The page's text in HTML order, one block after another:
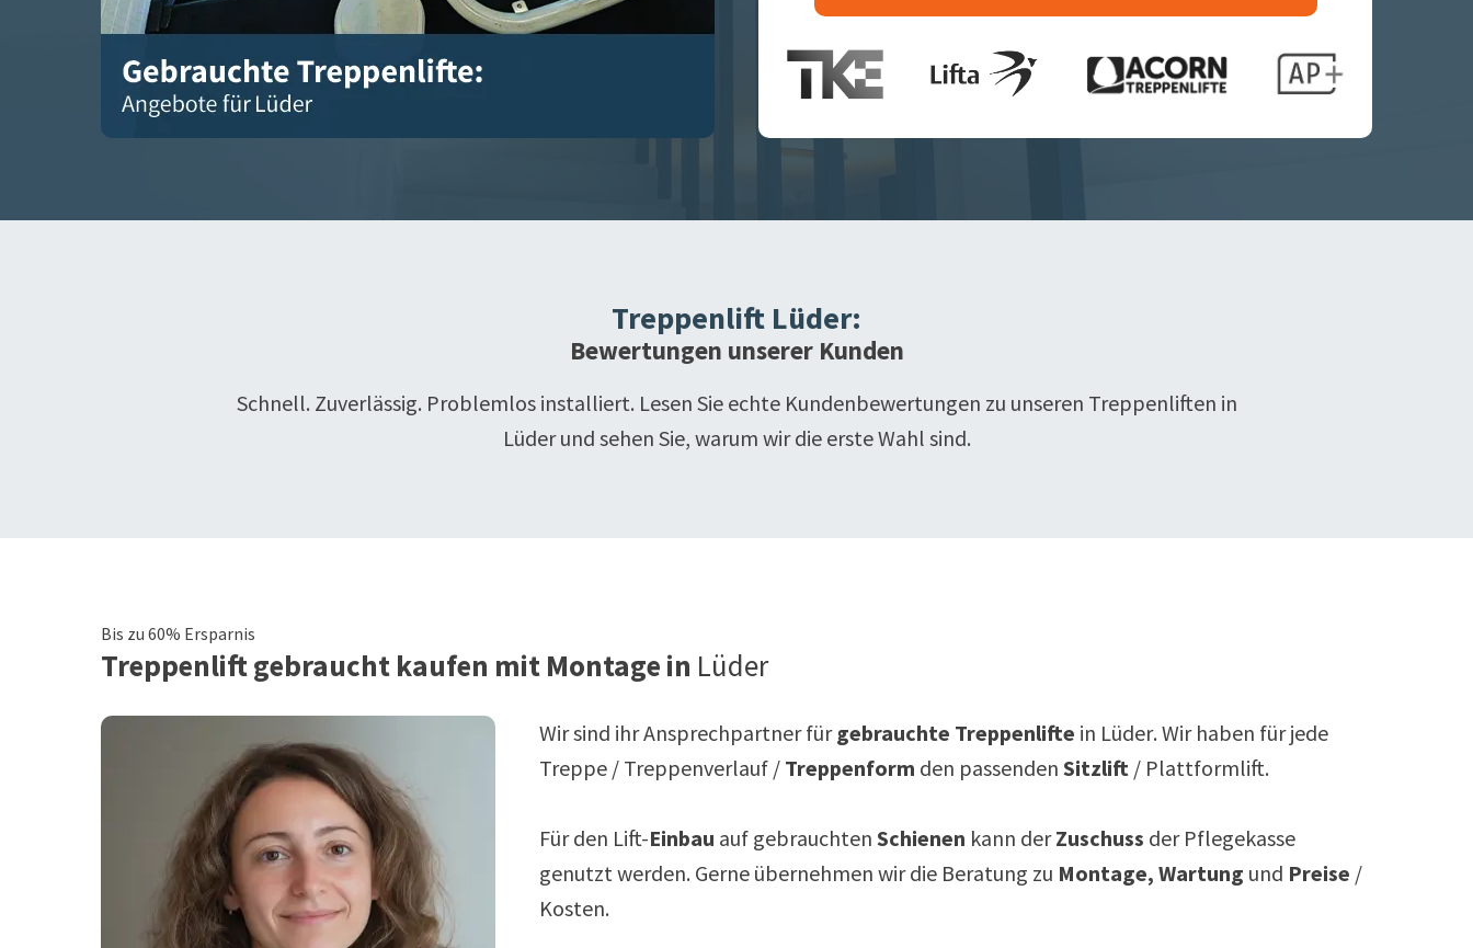
Treppenlift Lüder:
Bewertungen unserer Kunden
Schnell. Zuverlässig. Problemlos installiert. Lesen Sie echte Kundenbewertungen zu unseren Treppenliften in
Lüderund sehen Sie, warum wir die erste Wahl sind.
Bis zu 60% Ersparnis
Treppenliftgebraucht kaufen mit Montage in Lüder
Wir sind ihr Ansprechpartner fürgebrauchte Treppenlifte in Lüder. Wir haben für jede
Treppe / Treppenverlauf / Treppenform den passenden Sitzlift / Plattformlift.
Für den Lift-Einbau auf gebrauchten Schienen kann derZuschuss der Pflegekasse
genutzt werden. Gerne übernehmen wir die Beratung zu Montage, Wartung und Preise /
Kosten.